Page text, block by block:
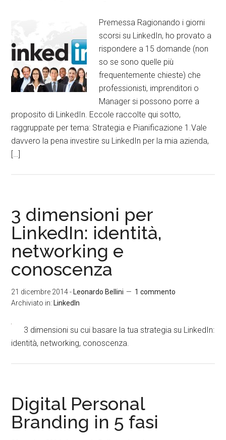
Premessa Ragionando i giorni
scorsi su LinkedIn, ho provato a
rispondere a 15 domande (non
so se sono quelle più
frequentemente chieste) che
professionisti, imprenditori o
Manager si possono porre a
proposito di LinkedIn. Eccole raccolte qui sotto,
raggruppate per tema: Strategia e Pianificazione 1.Vale
davvero la pena investire su LinkedIn per la mia azienda,
[…]
3 dimensioni per
LinkedIn: identità,
networking e
conoscenza
21 dicembre 2014- Leonardo Bellini
1 commento
Archiviato in: LinkedIn
3 dimensioni su cui basare la tua strategia su LinkedIn:
identità, networking, conoscenza.
Digital Personal
Branding in 5 fasi